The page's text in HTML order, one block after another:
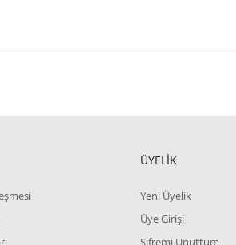
ÜYELİK
Yeni Üyelik
Üye Girişi
Şifremi Unuttum